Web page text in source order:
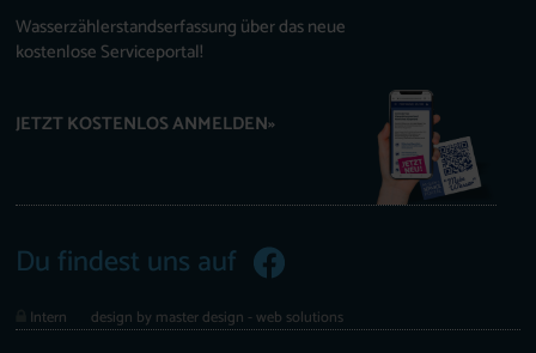
Wasserzählerstandserfassung über das neue
kostenlose Serviceportal!
JETZT KOSTENLOS ANMELDEN»
Du findest uns auf
design by master design - web solutions
Intern